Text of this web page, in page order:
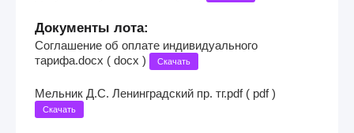
Документы лота:
Соглашение об оплате индивидуального
тарифа.docx ( docx )
Скачать
Мельник Д.С. Ленинградский пр. тг.pdf ( pdf )
Скачать